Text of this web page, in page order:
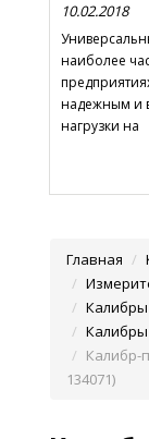
10.02.2018
наиболее
надежным и
нагрузки на
Главная
Калибры
Калибры
Калибр-
134071)